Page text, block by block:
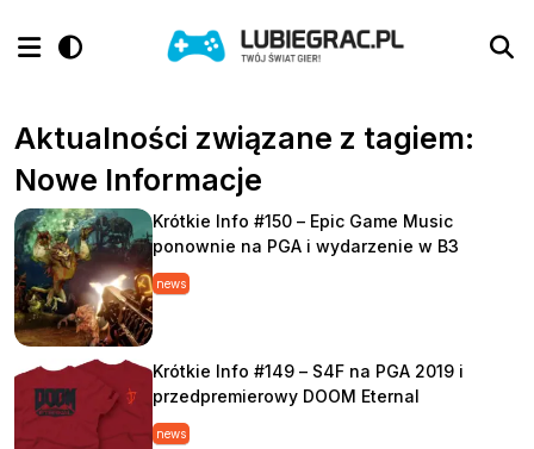
Aktualności związane z tagiem:
Nowe Informacje
Krótkie Info #150 – Epic Game Music
ponownie na PGA i wydarzenie w B3
news
Krótkie Info #149 – S4F na PGA 2019 i
przedpremierowy DOOM Eternal
news